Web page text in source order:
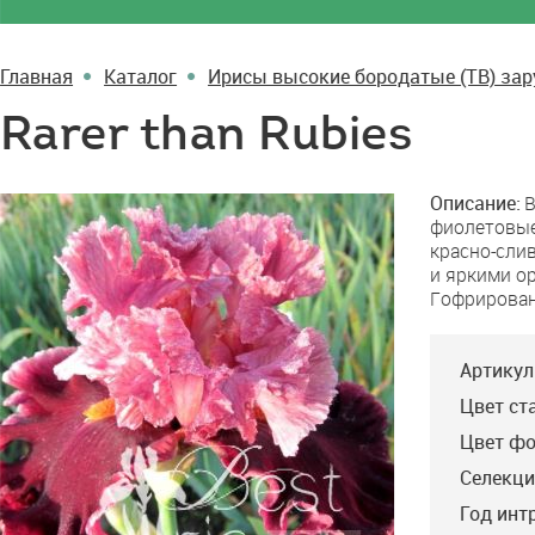
Главная Каталог Ирисы высокие бородатые (TB)
Rarer than Rubies
Rarer
than
Rubies
Описание:
красно-
и яркими
Цвет
Цвет
Год